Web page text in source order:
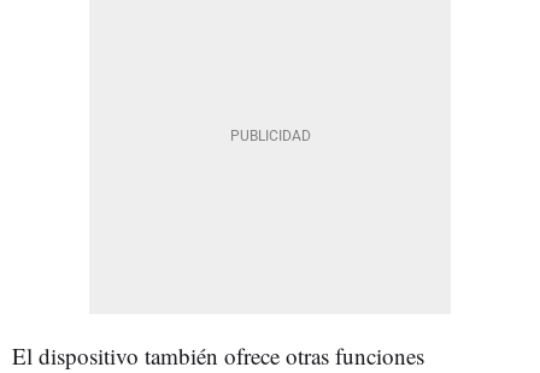
El dispositivo también ofrece otras funciones